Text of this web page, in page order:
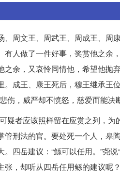
、周文王、周武王、周成王、周
有人做了一件好事，奖赏他之余
之余，又哀怜同情他，希望他抛
。成王、康王死后，穆王继承王
伤，威严却不愤怒，慈爱而能
疑者应该照样留在应赏之列，
管刑法的官。要处死一个人，皋
四岳建议：“鲧可以任用。”尧
，却听从四岳任用鲧的建议呢